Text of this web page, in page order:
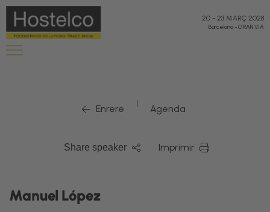
"
20 - 23 MARÇ 2028
Barcelona-GRAN VIA
Enrere | Agenda
Share speaker Imprimir
Manuel López